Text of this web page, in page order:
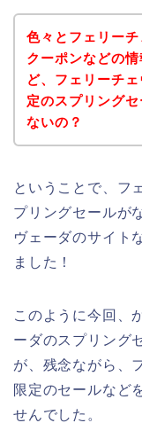
色々とフェリーチ
クーポンなどの
ど、フェリーチ
定のスプリング
ないの？
ということで、フ
プリングセールが
ヴェーダのサイト
ました！
このように今回、
ーダのスプリング
が、残念ながら、
限定のセールなど
せんでした。